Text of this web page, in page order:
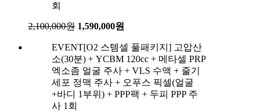
회
2,100,000원 1,590,000원
EVENT[O2 스템셀 풀패키지] 고압산
소(30분) + YCBM 120cc + 메타셀 PRP
엑소좀 얼굴 주사 + VLS 수액 + 줄기
세포 정맥 주사 + 오푸스 픽셀(얼굴
+바디 1부위) + PPP팩 + 두피 PPP 주
사 1회